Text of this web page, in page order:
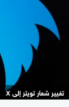
تغيير شعار تويتر إلى X